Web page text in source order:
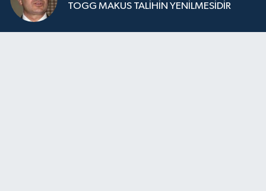
TOGG MAKUS TALİHİN YENİLMESİDİR